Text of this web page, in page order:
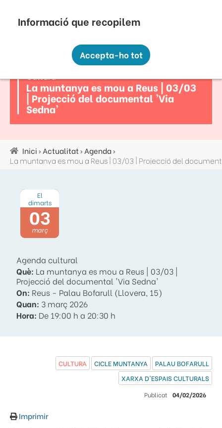
contingut
Cultura
La muntanya es mou a Reus | 03/03
| Projecció del documental 'Via
Sedna'
d'ariadna
Inici Actualitat Agenda
El
dimarts
03
març
Agenda cultural
Què: La muntanya es mou a Reus | 03/03 |
Projecció del documental 'Via Sedna'
On: Reus - Palau Bofarull (Llovera, 15)
Quan: 3 març 2026
Hora: De 19:00 h a 20:30 h
CULTURA CICLE MUNTANYA
PALAU BOFARULL
XARXA D'ESPAIS CULTURALS
Publicat 04/02/2026
Imprimir
personal amb les següents finalitats:
Funcionalitat, Analítica.
Més informació
Canviar preferències
Accepta-ho tot